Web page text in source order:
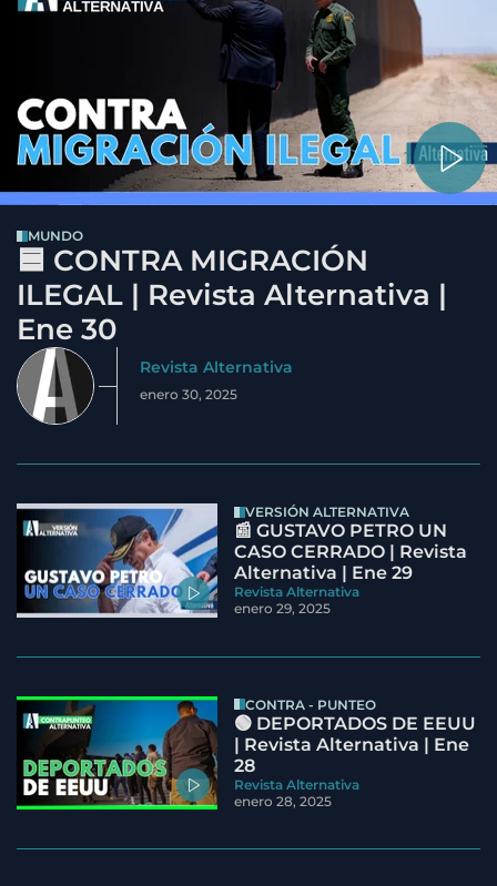
MUNDO
🟦 CONTRA MIGRACIÓN
ILEGAL | Revista Alternativa |
Ene 30
Revista Alternativa
enero 30, 2025
VERSIÓN ALTERNATIVA
📰 GUSTAVO PETRO UN
CASO CERRADO | Revista
Alternativa | Ene 29
Revista Alternativa
enero 29, 2025
CONTRA - PUNTEO
🟢 DEPORTADOS DE EEUU
| Revista Alternativa | Ene
28
Revista Alternativa
enero 28, 2025